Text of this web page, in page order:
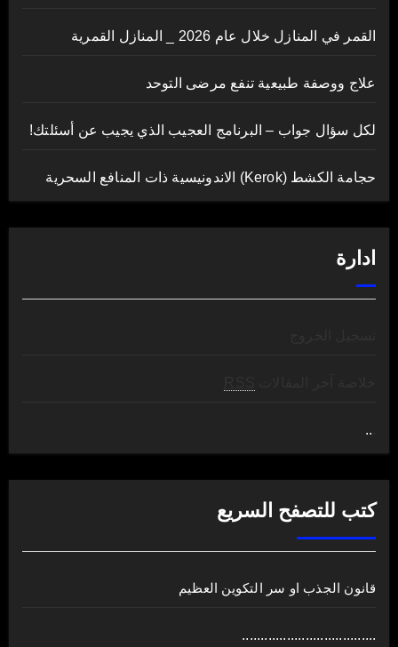
القمر في المنازل خلال عام 2026 _ المنازل القمرية
علاج ووصفة طبيعية تنفع مرضى التوحد
لكل سؤال جواب – البرنامج العجيب الذي يجيب عن أسئلتك!
حجامة الكشط (Kerok) الاندونيسية ذات المنافع السحرية
ادارة
..
كتب للتصفح السريع
قانون الجذب او سر التكوين العظيم
....................................